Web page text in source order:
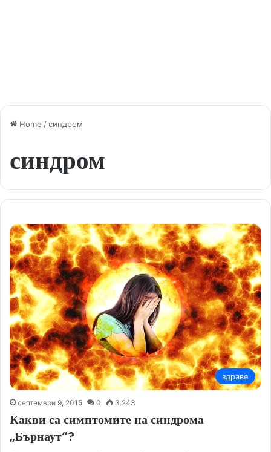
Home /синдром
синдром
здраве
септември 9, 2015 0 3 243
Какви са симптомите на синдрома
„Бърнаут“?